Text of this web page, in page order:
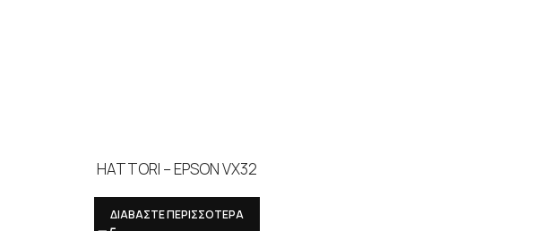
HATTORI – EPSON VX32
ΔΙΑΒΑΣΤΕ ΠΕΡΙΣΣΟΤΕΡΑ